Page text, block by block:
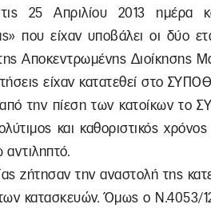
25 Απριλίου 2013 ημέρα
που είχαν υποβάλει οι δύο
Αποκεντρωμένης Διοίκησης
είχαν κατατεθεί στο
την πίεση των κατοίκων το
και καθοριστικός
ζήτησαν την αναστολή της
κατασκευών. Όμως ο Ν.4053/